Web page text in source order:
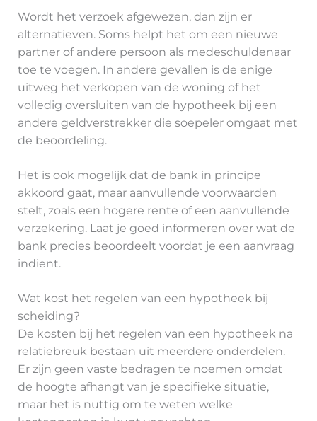
Wordt het verzoek afgewezen, dan zijn er
alternatieven. Soms helpt het om een nieuwe
partner of andere persoon als medeschuldenaar
toe te voegen. In andere gevallen is de enige
uitweg het verkopen van de woning of het
volledig oversluiten van de hypotheek bij een
andere geldverstrekker die soepeler omgaat met
de beoordeling.
Het is ook mogelijk dat de bank in principe
akkoord gaat, maar aanvullende voorwaarden
stelt, zoals een hogere rente of een aanvullende
verzekering. Laat je goed informeren over wat de
bank precies beoordeelt voordat je een aanvraag
indient.
Wat kost het regelen van een hypotheek bij
scheiding?
De kosten bij het regelen van een hypotheek na
relatiebreuk bestaan uit meerdere onderdelen.
Er zijn geen vaste bedragen te noemen omdat
de hoogte afhangt van je specifieke situatie,
maar het is nuttig om te weten welke